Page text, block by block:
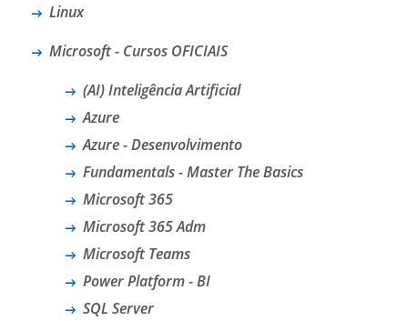
Linux
Microsoft - Cursos OFICIAIS
(AI) Inteligência Artificial
Azure
Azure - Desenvolvimento
Fundamentals - Master The Basics
Microsoft 365
Microsoft 365 Adm
Microsoft Teams
Power Platform - BI
SQL Server